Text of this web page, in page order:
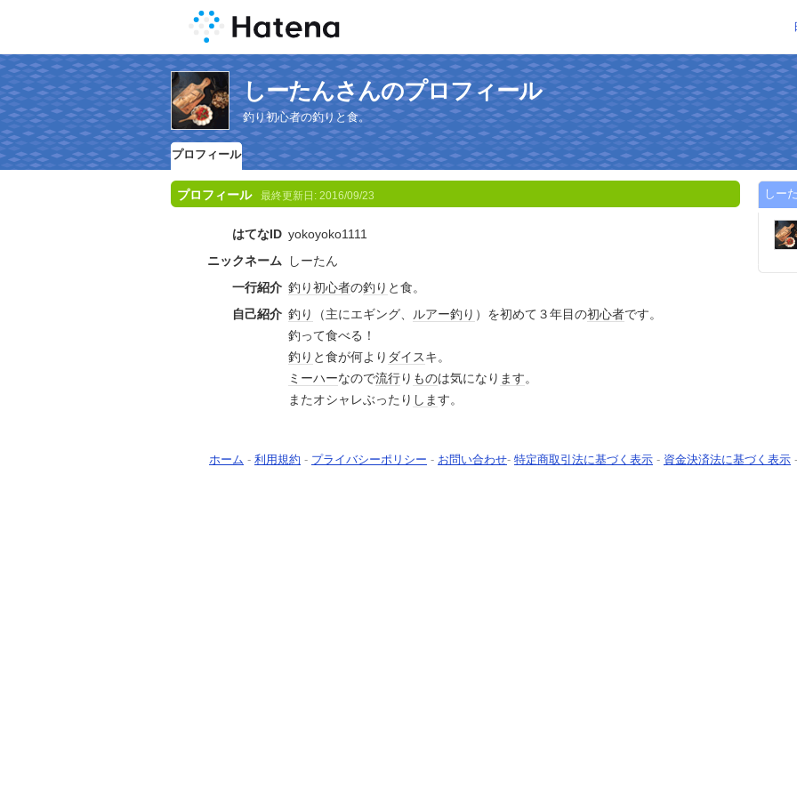
しーたんさんのプロフィール
釣り初心者の釣りと食。
プロフィール
プロフィール 最終更新日: 2016/09/23
はてなID yokoyoko1111
ニックネーム
しーたん
一行紹介 釣り初心者の釣り と食。
自己紹介 釣り （主にエギング、 ルアー釣り ）を初めて３年目の初心者です。
釣って食べる！
釣り と食が何より ダイスキ。
ミーハーなので流行り ものは気になり ます。
またオシャレぶったり します。
しー
ホーム - 利用規約 - プライバシーポリシー - お問い合わせ- 特定商取引法に基づく表示 - 資金決済法に基づく表示 -